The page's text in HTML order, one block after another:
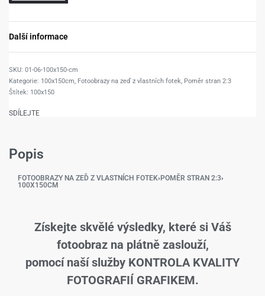
Další informace
01-06-100x150-cm
Kategorie: 100x150cm, Fotoobrazy na zeď z vlastních fotek, Poměr stran 2:3
Štítek: 100x150
SDÍLEJTE
Popis
FOTOOBRAZY NA ZEĎ Z VLASTNÍCH FOTEK› POMĚR STRAN 2:3›
100X150CM
Získejte skvělé výsledky, které si Váš
fotoobraz na plátně zaslouží,
pomocí naší služby KONTROLA KVALITY
FOTOGRAFIÍ GRAFIKEM.